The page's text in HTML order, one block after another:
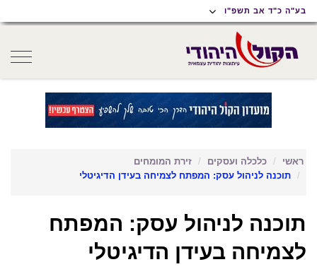
תפריט
נגישות
תפריט
ראשי
תוכן
ראשי
בע"ה כ"ד אב תשפ"ו
ראשי כלכלה ועסקים
זירת המומחים
תוכנה לניהול עסק: המפתח לצמיחה בעידן הדיגיטלי
תוכנה לניהול עסק: המפתח
לצמיחה בעידן הדיגיטלי